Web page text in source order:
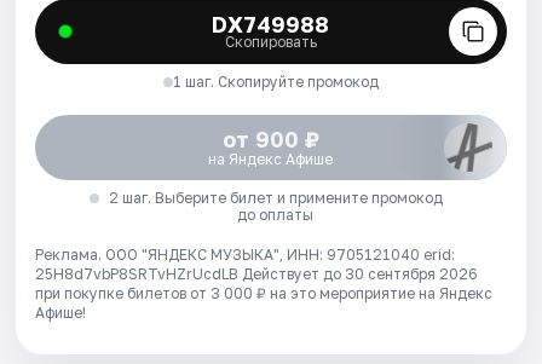
DX749988
Скопировать
1 шаг. Скопируйте промокод
от 900 ₽
на Яндекс Афише
2 шаг. Выберите билет и примените промокод
до оплаты
Реклама. ООО "ЯНДЕКС МУЗЫКА", ИНН: 9705121040 erid:
25H8d7vbP8SRTvHZrUcdLB Действует до 30 сентября 2026
при покупке билетов от 3 000 ₽ на это мероприятие на Яндекс
Афише!